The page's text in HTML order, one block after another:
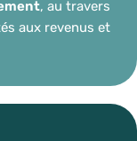
, au travers
aux revenus et